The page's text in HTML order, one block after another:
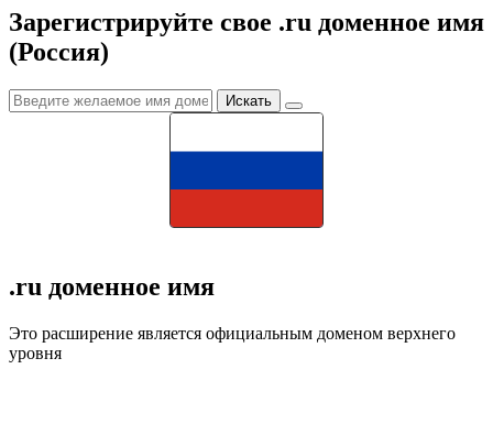
Зарегистрируйте свое .ru доменное имя
(Россия)
.ru доменное имя
Это расширение является официальным доменом верхнего
уровня